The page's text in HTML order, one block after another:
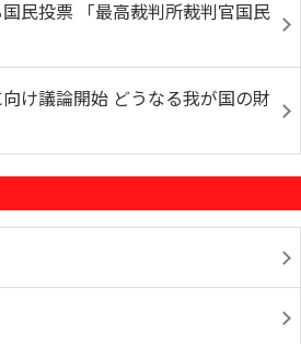
民投票 「最高裁判所裁判官国民
け議論開始 どうなる我が国の財